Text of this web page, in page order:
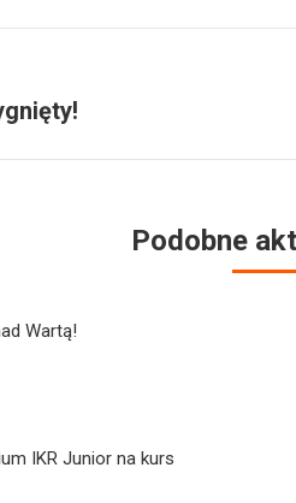
Podobne
Wartą!
IKR Junior na kurs